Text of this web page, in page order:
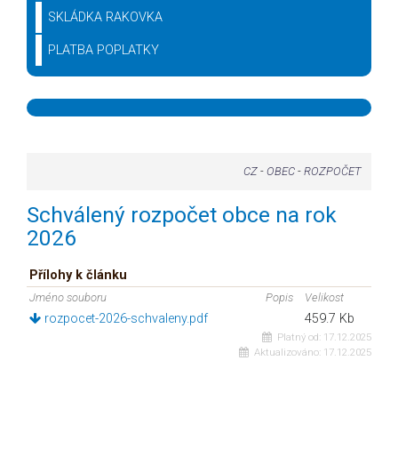
SKLÁDKA RAKOVKA
PLATBA POPLATKY
CZ- OBEC- ROZPOČET
Schválený rozpočet obce na rok
2026
Přílohy k článku
Jméno souboru Popis Velikost
rozpocet-2026-schvaleny.pdf 459.7 Kb
Platný od: 17.12.2025
Aktualizováno: 17.12.2025